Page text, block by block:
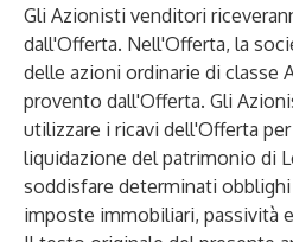
Gli Azionisti venditori
dall'Offerta. Nell'Offerta, la
delle azioni ordinarie di classe
provento dall'Offerta. Gli
utilizzare i ricavi dell'Offerta
liquidazione del patrimonio di
soddisfare determinati
imposte immobiliari, passività